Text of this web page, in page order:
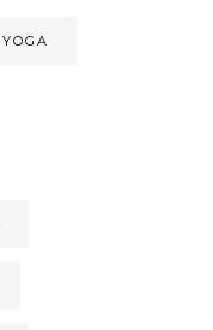
YOGA